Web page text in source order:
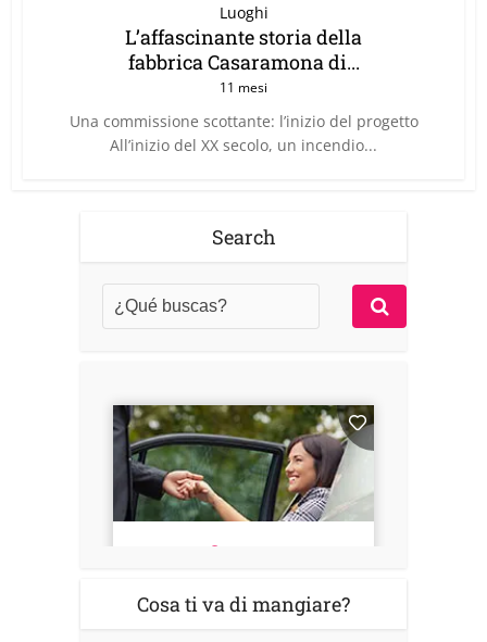
Luoghi
L’affascinante storia della
fabbrica Casaramona di...
11 mesi
Una commissione scottante: l’inizio del progetto
All’inizio del XX secolo, un incendio...
Search
Cosa ti va di mangiare?